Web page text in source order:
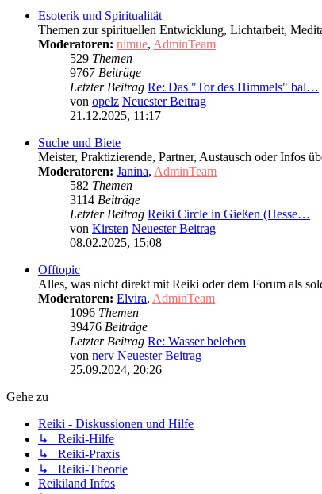
Esoterik und Spiritualität
Themen zur spirituellen Entwicklung, Lichtarbeit,
Moderatoren: nimue, AdminTeam
529 Themen
9767 Beiträge
Letzter Beitrag Re: Das "Tor des Himmels" bal…
von opelz Neuester Beitrag
21.12.2025, 11:17
Suche und Biete
Meister, Praktizierende, Partner, Austausch oder Infos
Moderatoren: Janina, AdminTeam
582 Themen
3114 Beiträge
Letzter Beitrag Reiki Circle in Gießen (Hesse…
von Kirsten Neuester Beitrag
08.02.2025, 15:08
Offtopic
Alles, was nicht direkt mit Reiki oder dem Forum als
Moderatoren: Elvira, AdminTeam
1096 Themen
39476 Beiträge
Letzter Beitrag Re: Wasser beleben
von nerv Neuester Beitrag
25.09.2024, 20:26
Gehe zu
Reiki - Diskussionen und Hilfe
↳ Reiki-Hilfe
↳ Reiki-Praxis
↳ Reiki-Theorie
Reikiland Infos